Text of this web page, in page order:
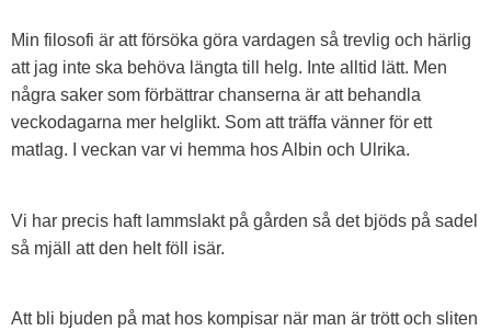
Min filosofi är att försöka göra vardagen så trevlig och härlig
att jag inte ska behöva längta till helg. Inte alltid lätt. Men
några saker som förbättrar chanserna är att behandla
veckodagarna mer helglikt. Som att träffa vänner för ett
matlag. I veckan var vi hemma hos Albin och Ulrika.
Vi har precis haft lammslakt på gården så det bjöds på sadel
så mjäll att den helt föll isär.
Att bli bjuden på mat hos kompisar när man är trött och sliten